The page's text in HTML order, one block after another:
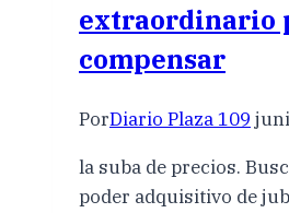
extraordinario
compensar
PorDiario Plaza 109
la suba de precios.
poder adquisitivo de